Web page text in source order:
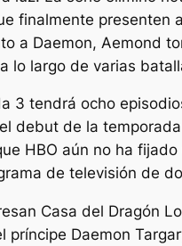
finalmente presenten
a Daemon, Aemond
lo largo de varias
3 tendrá ocho
debut de la
HBO aún no ha
de televisión de
Casa del Dragón
príncipe Daemon